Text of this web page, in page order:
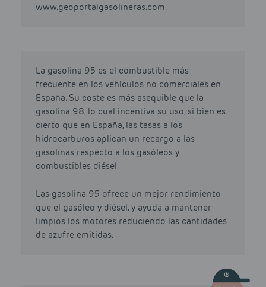
www.geoportalgasolineras.com.
La gasolina 95 es el combustible más
frecuente en los vehículos no comerciales en
España. Su coste es más asequible que la
gasolina 98, lo cual incentiva su uso, si bien es
cierto que en España, las tasas a los
hidrocarburos aplican un recargo a las
gasolinas respecto a los gasóleos y
combustibles diésel.
Las gasolina 95 ofrece un mejor rendimiento
que el gasóleo y diésel, y ayuda a mantener
limpios los motores reduciendo las cantidades
de azufre emitidas.